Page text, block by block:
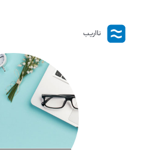
نااریب